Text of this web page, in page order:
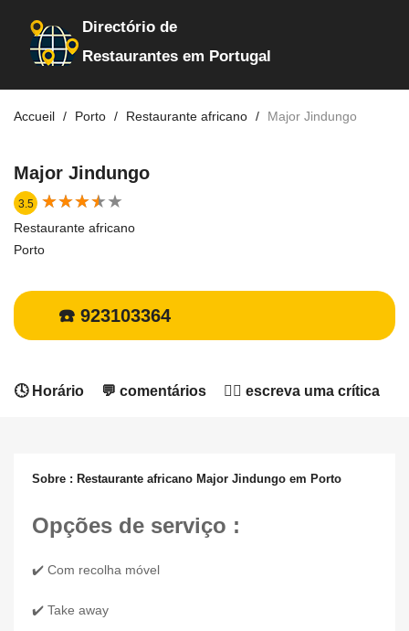
Directório de
Restaurantes em Portugal
Accueil Porto Restaurante africano Major Jindungo
Major Jindungo
3.5 ★★★★★
★★★★★
Restaurante africano
Porto
☎️ 923103364
🕓 Horário 💬 comentários ✍🏻 escreva uma crítica
Sobre : Restaurante africano Major Jindungo em Porto
Opções de serviço :
✔️ Com recolha móvel
✔️ Take away